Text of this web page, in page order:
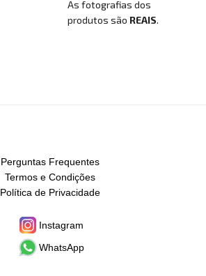
As fotografias dos
produtos são REAIS.
Perguntas Frequentes
Termos e Condições
Política de Privacidade
Instagram
WhatsApp